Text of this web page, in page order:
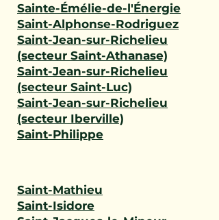
Sainte-Émélie-de-l'Énergie
Saint-Alphonse-Rodriguez
Saint-Jean-sur-Richelieu
(secteur Saint-Athanase)
Saint-Jean-sur-Richelieu
(secteur Saint-Luc)
Saint-Jean-sur-Richelieu
(secteur Iberville)
Saint-Philippe
Saint-Mathieu
Saint-Isidore